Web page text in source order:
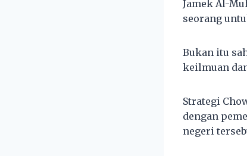
Jamek Al-
seorang
Bukan itu
keilmuan
Strategi
dengan
negeri